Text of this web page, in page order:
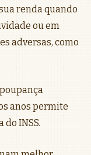
renda quando
ou em
adversas, como
anos permite
INSS.